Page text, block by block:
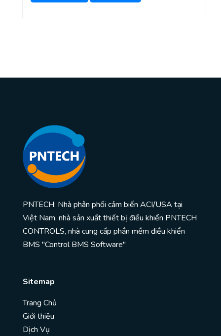
PNTECH: Nhà phân phối cảm biến ACI/USA tại
Việt Nam, nhà sản xuất thiết bị điều khiển PNTECH
CONTROLS, nhà cung cấp phần mềm điều khiển
BMS "Control BMS Software"
Sitemap
Trang Chủ
Giới thiệu
Dịch Vụ